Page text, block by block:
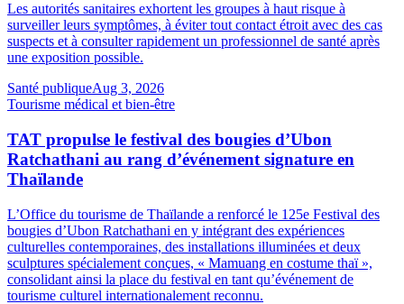
Les autorités sanitaires exhortent les groupes à haut risque à
surveiller leurs symptômes, à éviter tout contact étroit avec des cas
suspects et à consulter rapidement un professionnel de santé après
une exposition possible.
Santé publiqueAug 3, 2026
Tourisme médical et bien-être
TAT propulse le festival des bougies d’Ubon
Ratchathani au rang d’événement signature en
Thaïlande
L’Office du tourisme de Thaïlande a renforcé le 125e Festival des
bougies d’Ubon Ratchathani en y intégrant des expériences
culturelles contemporaines, des installations illuminées et deux
sculptures spécialement conçues, « Mamuang en costume thaï »,
consolidant ainsi la place du festival en tant qu’événement de
tourisme culturel internationalement reconnu.